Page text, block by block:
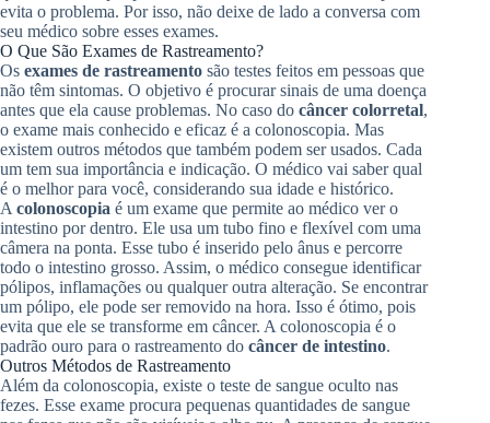
evita o problema. Por isso, não deixe de lado a conversa com
seu médico sobre esses exames.
O Que São Exames de Rastreamento?
Os exames de rastreamento são testes feitos em pessoas que
não têm sintomas. O objetivo é procurar sinais de uma doença
antes que ela cause problemas. No caso do câncer colorretal,
o exame mais conhecido e eficaz é a colonoscopia. Mas
existem outros métodos que também podem ser usados. Cada
um tem sua importância e indicação. O médico vai saber qual
é o melhor para você, considerando sua idade e histórico.
A colonoscopia é um exame que permite ao médico ver o
intestino por dentro. Ele usa um tubo fino e flexível com uma
câmera na ponta. Esse tubo é inserido pelo ânus e percorre
todo o intestino grosso. Assim, o médico consegue identificar
pólipos, inflamações ou qualquer outra alteração. Se encontrar
um pólipo, ele pode ser removido na hora. Isso é ótimo, pois
evita que ele se transforme em câncer. A colonoscopia é o
padrão ouro para o rastreamento do câncer de intestino.
Outros Métodos de Rastreamento
Além da colonoscopia, existe o teste de sangue oculto nas
fezes. Esse exame procura pequenas quantidades de sangue